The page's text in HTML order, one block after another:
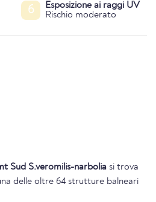
6
Esposizione ai raggi UV
Rischio moderato
Sud S.veromilis-narbolia si trova
delle oltre 64 strutture balneari